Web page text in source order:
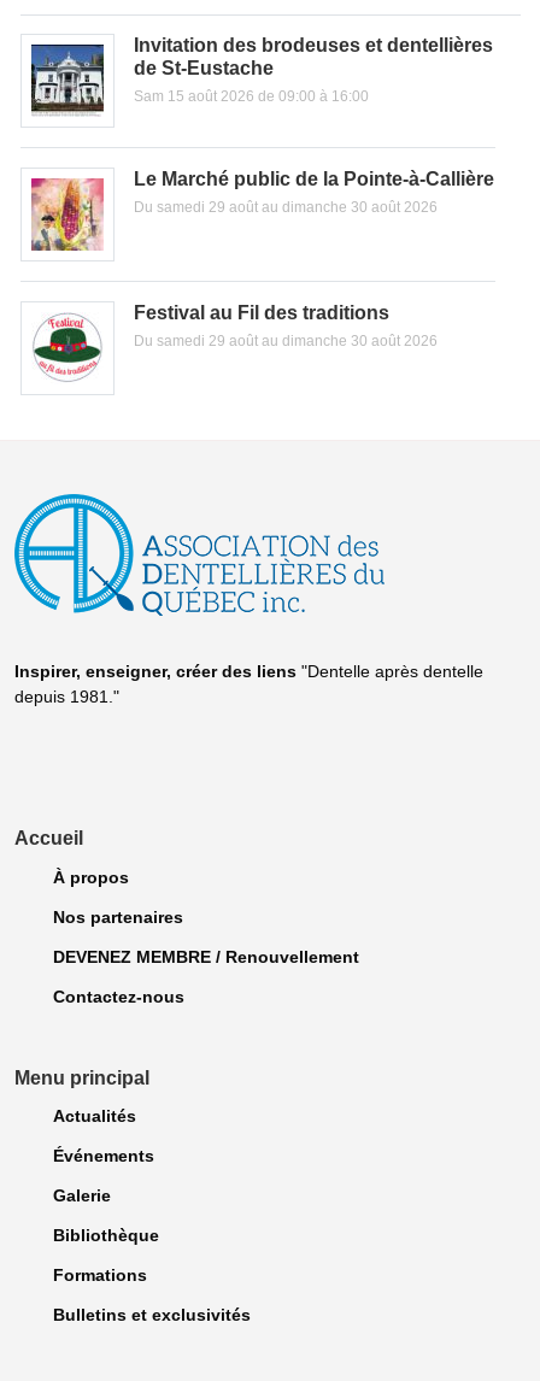
Invitation des brodeuses et dentellières
de St-Eustache
Sam 15 août 2026 de 09:00 à 16:00
Le Marché public de la Pointe-à-Callière
Du samedi 29 août au dimanche 30 août 2026
Festival au Fil des traditions
Du samedi 29 août au dimanche 30 août 2026
Inspirer, enseigner, créer des liens "Dentelle après dentelle
depuis 1981."
Accueil
À propos
Nos partenaires
DEVENEZ MEMBRE / Renouvellement
Contactez-nous
Menu principal
Actualités
Événements
Galerie
Bibliothèque
Formations
Bulletins et exclusivités